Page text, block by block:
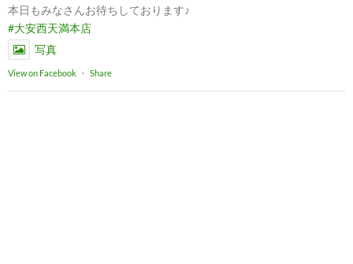
本日もみなさんお待ちしております♪
#大安西天満本店
写真
View on Facebook · Share